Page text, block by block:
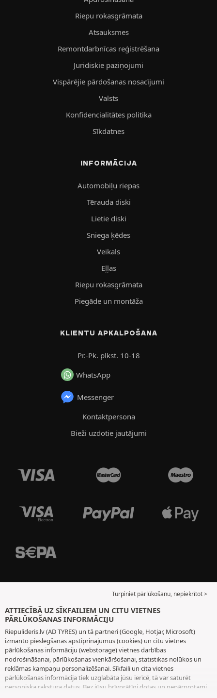
Riepu rokasgrāmata
Atsauksmes
Remontdarbnīcas reģistrēšana
Juridiskie paziņojumi
Vispārējie pārdošanas nosacījumi
Valsts
Konfidencialitātes politika
Sīkdatnes
INFORMĀCIJA
Automobiļu riepas
Tērauda diski
Lietie diski
Sniega ķēdes
Veikals
Eļļas
Riepu rokasgrāmata
Piegāde un montāža
KLIENTU APKALPOŠANA
Pr.-Pk. plkst. 10-18
WhatsApp
Messenger
Kontaktpersona
Bieži uzdotie jautājumi
Turpiniet pārlūkošanu, nepiekrītot >
ATTIECĪBĀ UZ SĪKFAILIEM UN CITU VIETNES
PĀRLŪKOŠANAS INFORMĀCIJU
Riepulideris.lv (AD TYRES) un tā partneri (Google, Hotjar, Microsoft)
izmanto pieslēgšanās apstiprinājumus (cookies) un citu vietnes
pārlūkošanas informāciju (webstorage) vietnes darbības
nodrošināšanai, pārlūkošanas vienkāršošanai, statistikas nolūkos un
reklāmas kampaņu personalizēšanai. Sīkfaili un cita vietnes
pārlūkošanas informācija tiek uzglabāta jūsu ierīcē, tā var saturēt
personiska rakstura datus. Bez jūsu brīvprātīgi dotas un nepārprotami